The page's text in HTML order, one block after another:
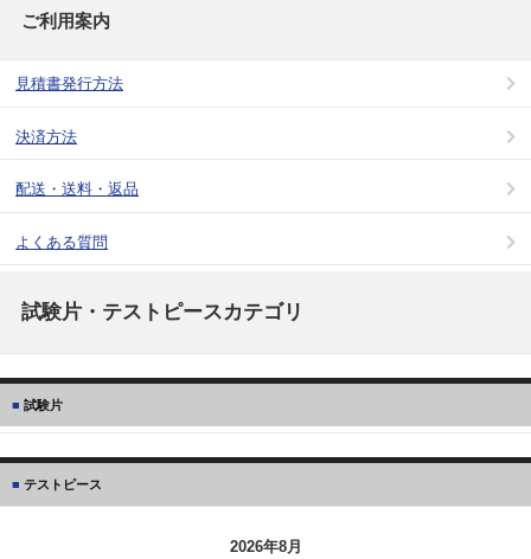
ご利用案内
見積書発行方法
決済方法
配送・送料・返品
よくある質問
試験片・テストピースカテゴリ
試験片
テストピース
2026年8月